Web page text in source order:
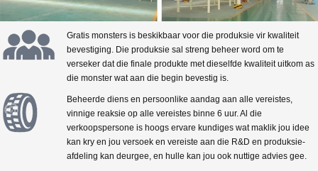
Gratis monsters is beskikbaar voor die produksie vir kwaliteit
bevestiging. Die produksie sal streng beheer word om te
verseker dat die finale produkte met dieselfde kwaliteit uitkom as
die monster wat aan die begin bevestig is.
Beheerde diens en persoonlike aandag aan alle vereistes,
vinnige reaksie op alle vereistes binne 6 uur. Al die
verkoopspersone is hoogs ervare kundiges wat maklik jou idee
kan kry en jou versoek en vereiste aan die R&D en produksie-
afdeling kan deurgee, en hulle kan jou ook nuttige advies gee.